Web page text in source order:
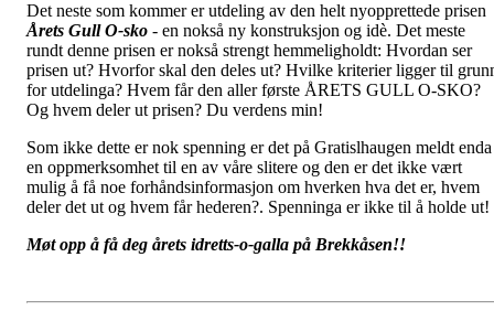
Det neste som kommer er utdeling av den helt nyopprettede prisen
Årets Gull O-sko - en nokså ny konstruksjon og idè. Det meste
rundt denne prisen er nokså strengt hemmeligholdt: Hvordan ser
prisen ut? Hvorfor skal den deles ut? Hvilke kriterier ligger til
for utdelinga? Hvem får den aller første ÅRETS GULL O-SKO?
Og hvem deler ut prisen? Du verdens min!
Som ikke dette er nok spenning er det på Gratislhaugen meldt enda
en oppmerksomhet til en av våre slitere og den er det ikke vært
mulig å få noe forhåndsinformasjon om hverken hva det er, hvem
deler det ut og hvem får hederen?. Spenninga er ikke til å holde ut!
Møt opp å få deg årets idretts-o-galla på Brekkåsen!!